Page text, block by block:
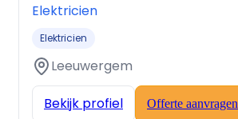
Elektricien
Elektricien
Leeuwergem
Bekijk profiel Offerte aanvragen